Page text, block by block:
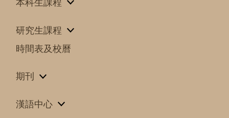
本科生課程
研究生課程
時間表及校曆
期刊
漢語中心